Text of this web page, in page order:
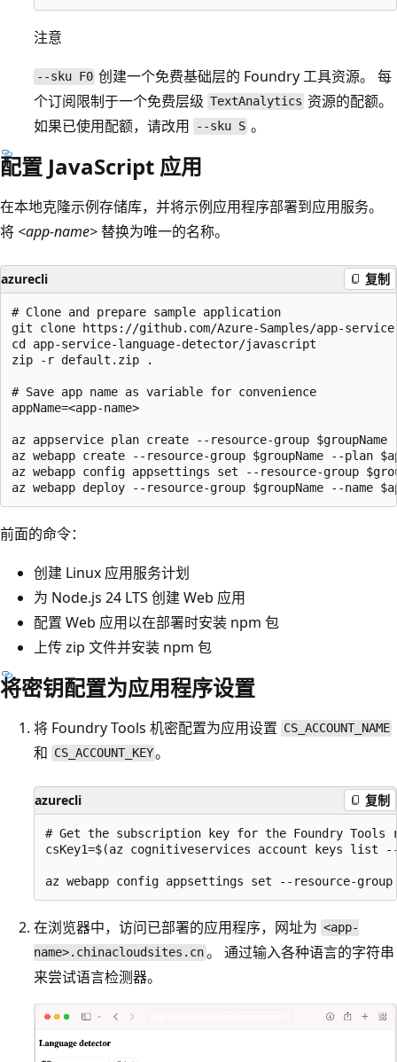
注意
--sku F0 创建一个免费基础层的 Foundry 工具资源。 每
个订阅限制于一个免费层级 TextAnalytics 资源的配额。
如果已使用配额，请改用
--sku S 。
配置 JavaScript 应用
在本地克隆示例存储库，并将示例应用程序部署到应用服务。
将 <app-name> 替换为唯一的名称。
azurecli 复制
# Clone and prepare sample application
git clone https://github.com/Azure-Samples/app-
cd app-service-language-detector/javascript
zip -r default.zip .
# Save app name as variable for convenience
appName=<app-name>
az appservice plan create --resource-group
az webapp create --resource-group $groupName --plan
az webapp config appsettings set --resource-group
前面的命令：
创建 Linux 应用服务计划
为 Node.js 24 LTS 创建 Web 应用
配置 Web 应用以在部署时安装 npm 包
上传 zip 文件并安装 npm 包
将密钥配置为应用程序设置
将 Foundry Tools 机密配置为应用设置 CS_ACCOUNT_NAME
和 CS_ACCOUNT_KEY。
azurecli 复制
# Get the subscription key for the Foundry Tools
csKey1=$(az cognitiveservices account keys list --
在浏览器中，访问已部署的应用程序，网址为 <app-
name>.chinacloudsites.cn。 通过输入各种语言的字符串
来尝试语言检测器。